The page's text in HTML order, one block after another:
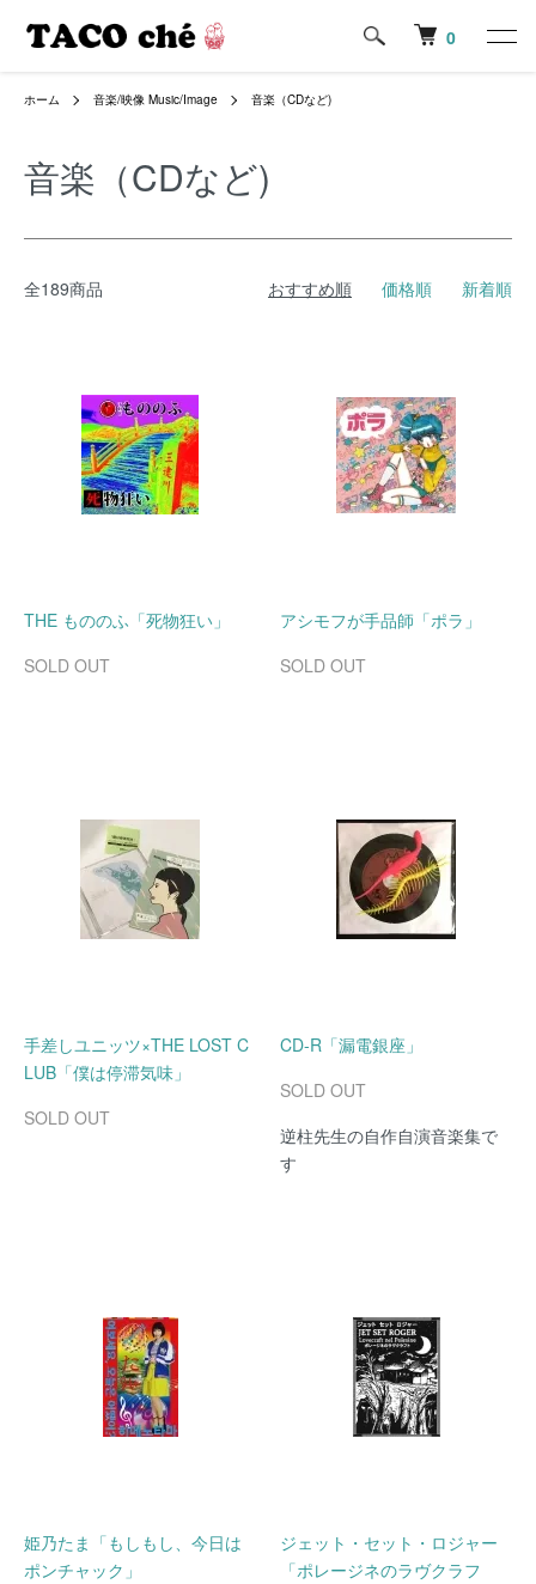
0
ホーム 音楽/映像 Music/Image 音楽（CDなど)
音楽（CDなど)
全189商品 おすすめ順 価格順 新着順
THE もののふ「死物狂い」
SOLD OUT
アシモフが手品師「ポラ」
SOLD OUT
手差しユニッツ×THE LOST C
LUB「僕は停滞気味」
SOLD OUT
CD-R「漏電銀座」
SOLD OUT
逆柱先生の自作自演音楽集で
す
姫乃たま「もしもし、今日は
ポンチャック」
ジェット・セット・ロジャー
「ポレージネのラヴクラフ